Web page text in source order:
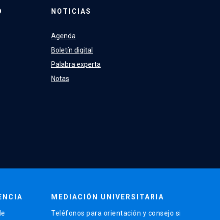
NOTICIAS
Agenda
Boletín digital
Palabra experta
Notas
MEDIACIÓN UNIVERSITARIA
Teléfonos para orientación y consejo si